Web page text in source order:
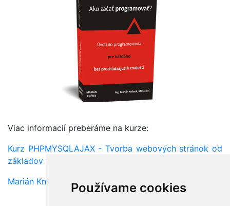
Používame cookies
Viac informacií preberáme na kurze:
Kurz PHPMYSQLAJAX - Tvorba webových stránok od
základov v PHP a MySQL
Marián Knězek